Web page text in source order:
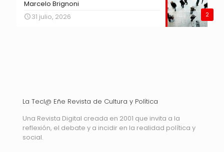
2
Marcelo Brignoni
31 julio, 2026
La Tecl@ Eñe Revista de Cultura y Política
Una Revista Digital creada en 2001 que invita a la
reflexión, el debate y a incidir en la realidad política y
social.